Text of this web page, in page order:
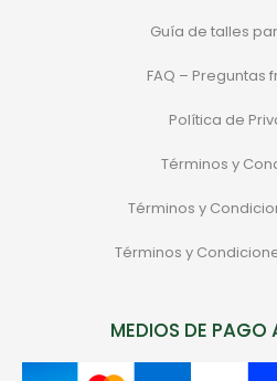
Guía de talles
FAQ – Preguntas
Política de
Términos y
Términos y
Términos y
MEDIOS DE PAGO